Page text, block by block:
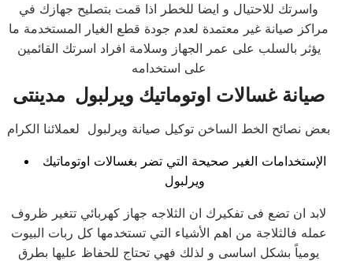
واسرتك للاحتيال و ايضا للخطر اذا قمت بتصليح جهازك في
مراكز صيانة غير معتمدة لعدم جودة قطع الغيار المستخدمة ما
يؤثر بالسلب على عمر الجهاز وسلامة افراد اسرتك القائمين
على استخدامه
صيانة غسالات اوتوماتيك ويرلبول مدينتى
بعض نصائح الخط الساخن توكيل صيانة ويرلبول لعملائنا الكرام
الإستخدامات الغير صحيحة التي تضر بغسالات اوتوماتيك
ويرلبول
لابد ان تضع فى تفكيرك ان الثلاجه جهاز كهربائي تتغير ظروف
عمله فالثلاجة من اهم الأشياء التي تستخدمها كل ربات البيوت
يومياً بشكل اساسى و لذلك فهي تحتاج للحفاظ عليها بطرق